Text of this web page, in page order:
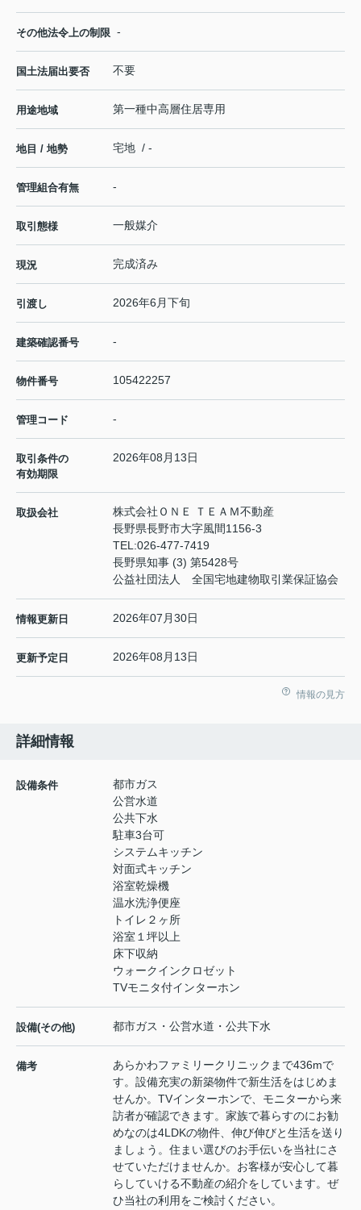
その他法令上の制限 -
国土法届出要否 不要
用途地域 第一種中高層住居専用
地目 / 地勢 宅地 / -
管理組合有無 -
取引態様 一般媒介
現況 完成済み
引渡し 2026年6月下旬
建築確認番号 -
物件番号 105422257
管理コード -
取引条件の
有効期限
2026年08月13日
取扱会社
株式会社ＯＮＥ ＴＥＡＭ不動産
長野県長野市大字風間1156-3
TEL:026-477-7419
長野県知事 (3) 第5428号
公益社団法人 全国宅地建物取引業保証協会
情報更新日 2026年07月30日
更新予定日 2026年08月13日
情報の見方
詳細情報
設備条件
都市ガス
公営水道
公共下水
駐車3台可
システムキッチン
対面式キッチン
浴室乾燥機
温水洗浄便座
トイレ２ヶ所
浴室１坪以上
床下収納
ウォークインクロゼット
TVモニタ付インターホン
設備(その他) 都市ガス・公営水道・公共下水
備考
あらかわファミリークリニックまで436mで
す。設備充実の新築物件で新生活をはじめま
せんか。TVインターホンで、モニターから来
訪者が確認できます。家族で暮らすのにお勧
めなのは4LDKの物件、伸び伸びと生活を送り
ましょう。住まい選びのお手伝いを当社にさ
せていただけませんか。お客様が安心して暮
らしていける不動産の紹介をしています。ぜ
ひ当社の利用をご検討ください。